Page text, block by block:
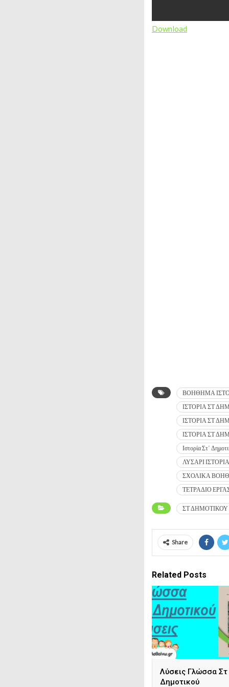
Download
ΒΟΗΘΗΜΑ
ΙΣΤΟΡΙΑ ΣΤ
ΙΣΤΟΡΙΑ ΣΤ
ΙΣΤΟΡΙΑ ΣΤ
Ιστορία Στ΄
ΛΥΣΑΡΙ
ΣΧΟΛΙΚΑ
ΤΕΤΡΑΔΙΟ
ΣΤ ΔΗΜΟΤΙΚΟΥ
Share
Related Posts
Λύσεις Γλώσσα Στ
Δημοτικού